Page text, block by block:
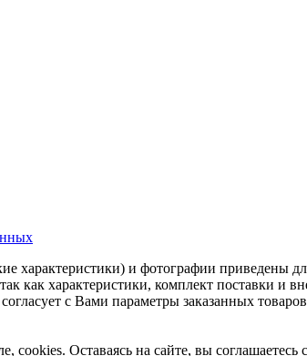
характеристики) и фотографии приведены
как характеристики, комплект поставки и
с Вами параметры заказанных
cookies. Оставаясь на сайте, вы соглашаетесь с